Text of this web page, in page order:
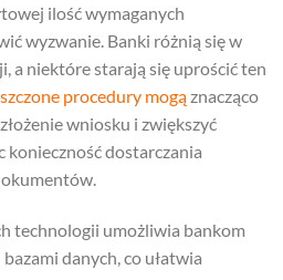
ilość wymaganych
wyzwanie. Banki różnią się w
a niektóre starają się uprościć ten
procedury mogąznacząco
wniosku i zwiększyć
dostarczania
technologii umożliwia bankom
danych, co ułatwia